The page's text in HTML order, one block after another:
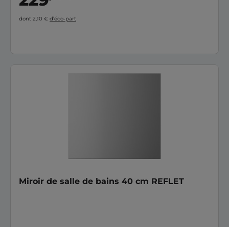
dont 2,10 € d’éco-part
Miroir de salle de bains 40 cm REFLET